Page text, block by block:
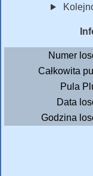
Numer
Całkowita
Pula
Data
Godzina